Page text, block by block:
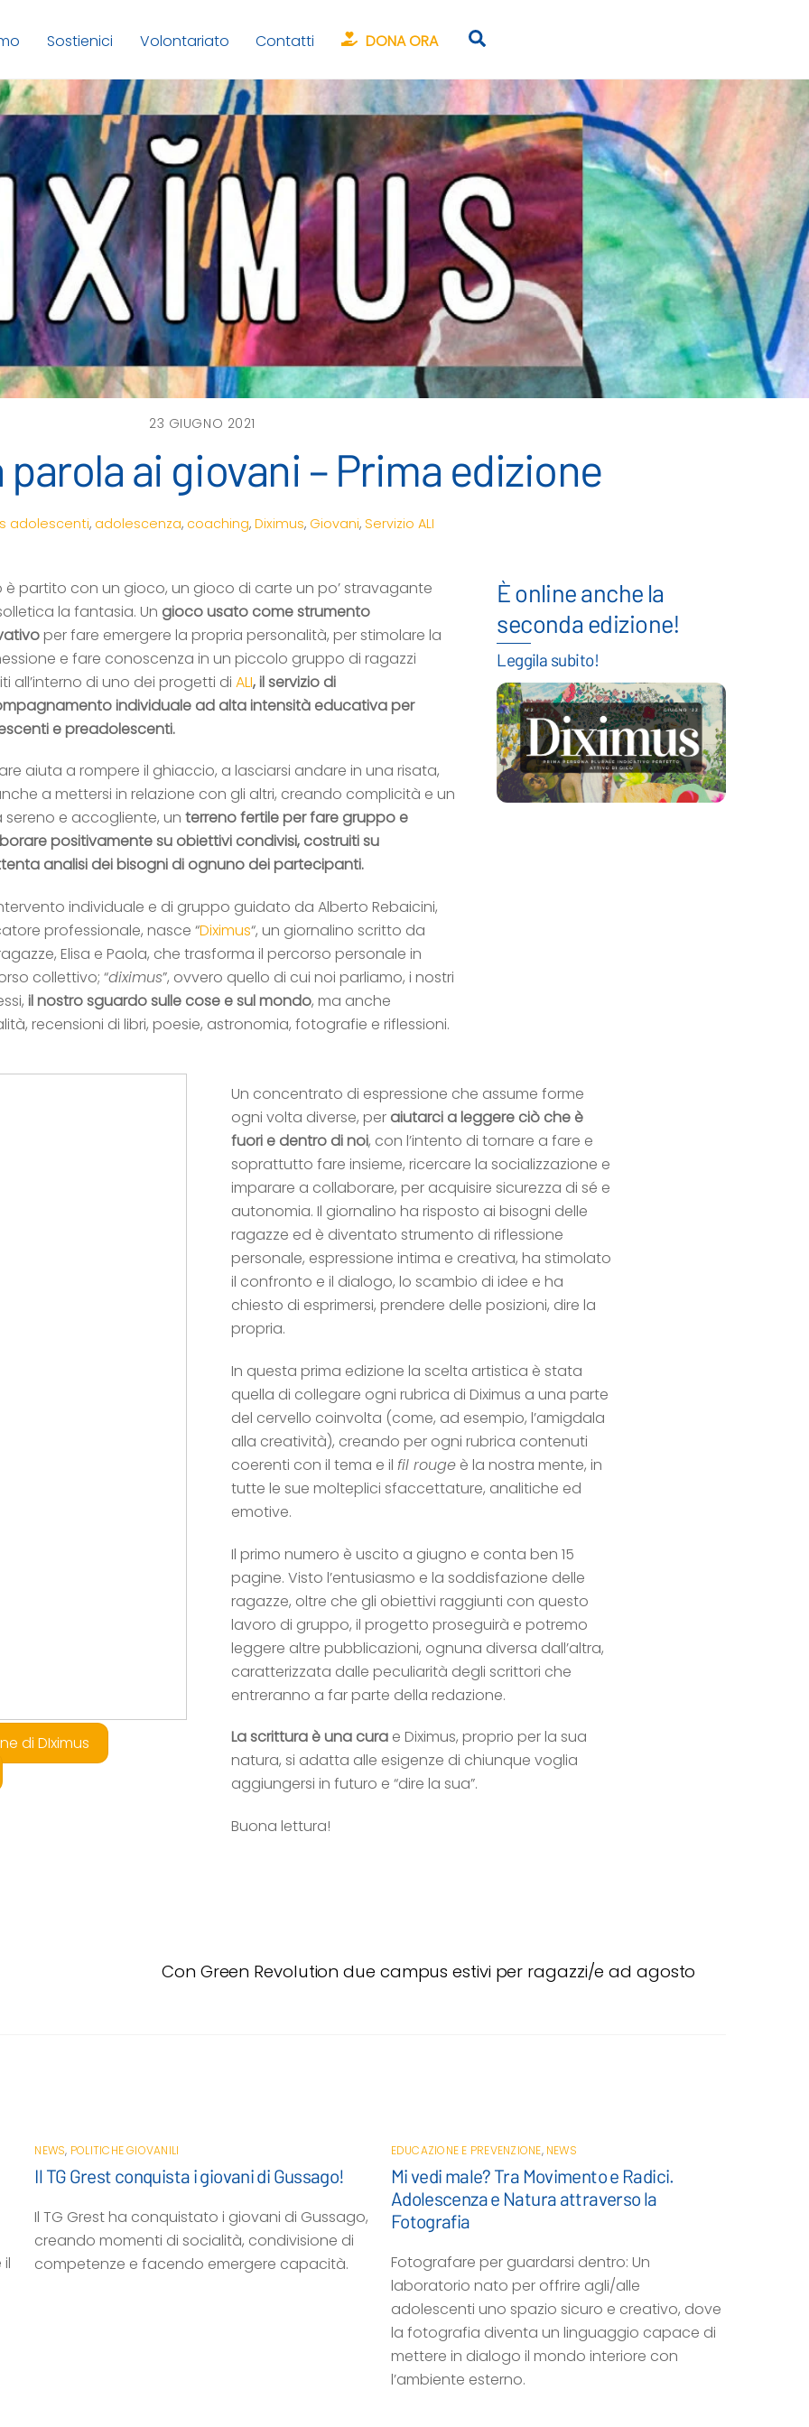
Search
Sostienici Volontariato Contatti DONA ORA
23 GIUGNO 2021
parola ai giovani – Prima edizione
adolescenti, adolescenza, coaching, Diximus, Giovani, Servizio ALI
è partito con un gioco, un gioco di carte un po’ stravagante
la fantasia. Un gioco usato come strumento
per fare emergere la propria personalità, per stimolare la
e fare conoscenza in un piccolo gruppo di ragazzi
all’interno di uno dei progetti diALI, il servizio di
individuale ad alta intensità educativa per
e preadolescenti.
aiuta a rompere il ghiaccio, a lasciarsi andare in una risata,
a mettersi in relazione con gli altri, creando complicità e un
sereno e accogliente, unterreno fertile per fare gruppo e
positivamente su obiettivi condivisi, costruiti su
analisi dei bisogni di ognuno dei partecipanti.
individuale e di gruppo guidato da Alberto Rebaicini,
professionale, nasce “Diximus“, un giornalino scritto da
Elisa e Paola, che trasforma il percorso personale in
collettivo; “diximus”, ovvero quello di cui noi parliamo, i nostri
il nostro sguardo sulle cose e sul mondo, ma anche
recensioni di libri, poesie, astronomia, fotografie e riflessioni.
È online anche la
seconda edizione!
Leggila subito!
di DIximus
Un concentrato di espressione che assume forme
ogni volta diverse, per aiutarci a leggere ciò che è
fuori e dentro di noi, con l’intento di tornare a fare e
soprattutto fare insieme, ricercare la socializzazione e
imparare a collaborare, per acquisire sicurezza di sé e
autonomia. Il giornalino ha risposto ai bisogni delle
ragazze ed è diventato strumento di riflessione
personale, espressione intima e creativa, ha stimolato
il confronto e il dialogo, lo scambio di idee e ha
chiesto di esprimersi, prendere delle posizioni, dire la
propria.
In questa prima edizione la scelta artistica è stata
quella di collegare ogni rubrica di Diximus a una parte
del cervello coinvolta (come, ad esempio, l’amigdala
alla creatività), creando per ogni rubrica contenuti
coerenti con il tema e il fil rouge è la nostra mente, in
tutte le sue molteplici sfaccettature, analitiche ed
emotive.
Il primo numero è uscito a giugno e conta ben 15
pagine. Visto l’entusiasmo e la soddisfazione delle
ragazze, oltre che gli obiettivi raggiunti con questo
lavoro di gruppo, il progetto proseguirà e potremo
leggere altre pubblicazioni, ognuna diversa dall’altra,
caratterizzata dalle peculiarità degli scrittori che
entreranno a far parte della redazione.
La scrittura è una cura e Diximus, proprio per la sua
natura, si adatta alle esigenze di chiunque voglia
aggiungersi in futuro e “dire la sua”.
Buona lettura!
Con Green Revolution due campus estivi per ragazzi/e ad agosto
NEWS, POLITICHE GIOVANILI
Il TG Grest conquista i giovani di Gussago!
Il TG Grest ha conquistato i giovani di Gussago,
creando momenti di socialità, condivisione di
competenze e facendo emergere capacità.
EDUCAZIONE E PREVENZIONE, NEWS
Mi vedi male? Tra Movimento e Radici.
Adolescenza e Natura attraverso la
Fotografia
Fotografare per guardarsi dentro: Un
laboratorio nato per offrire agli/alle
adolescenti uno spazio sicuro e creativo, dove
la fotografia diventa un linguaggio capace di
mettere in dialogo il mondo interiore con
l’ambiente esterno.